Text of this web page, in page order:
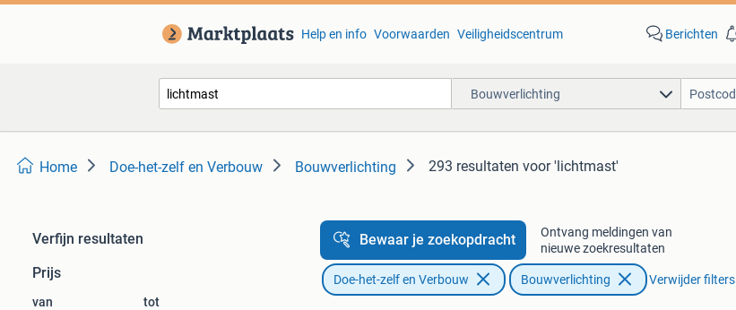
Help en info Voorwaarden Veiligheidscentrum Berichten
Bouwverlichting
Home Doe-het-zelf en Verbouw Bouwverlichting 293 resultaten voor 'lichtmast'
Verfijn resultaten
Prijs
van tot
Bewaar je zoekopdracht
Ontvang meldingen van
nieuwe zoekresultaten
Doe-het-zelf en Verbouw Bouwverlichting Verwijder filters